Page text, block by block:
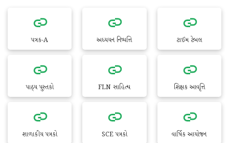
પત્રક-A અધ્યયન નિષ્પત્તિ ટાઈમ ટેબલ
પાઠ્ય પુસ્તકો FLN સાહિત્ય શિક્ષક આવૃત્તિ
શાળાકીય પત્રકો SCE પત્રકો વાર્ષિક આયોજન